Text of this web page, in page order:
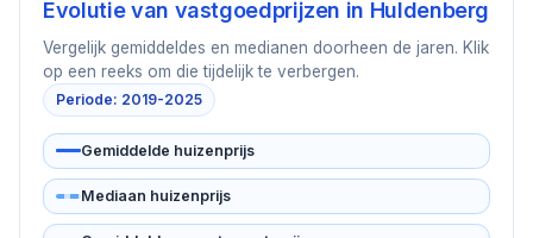
Evolutie van vastgoedprijzen in Huldenberg
Vergelijk gemiddeldes en medianen doorheen de jaren. Klik
op een reeks om die tijdelijk te verbergen.
Periode: 2019-2025
Gemiddelde huizenprijs
Mediaan huizenprijs